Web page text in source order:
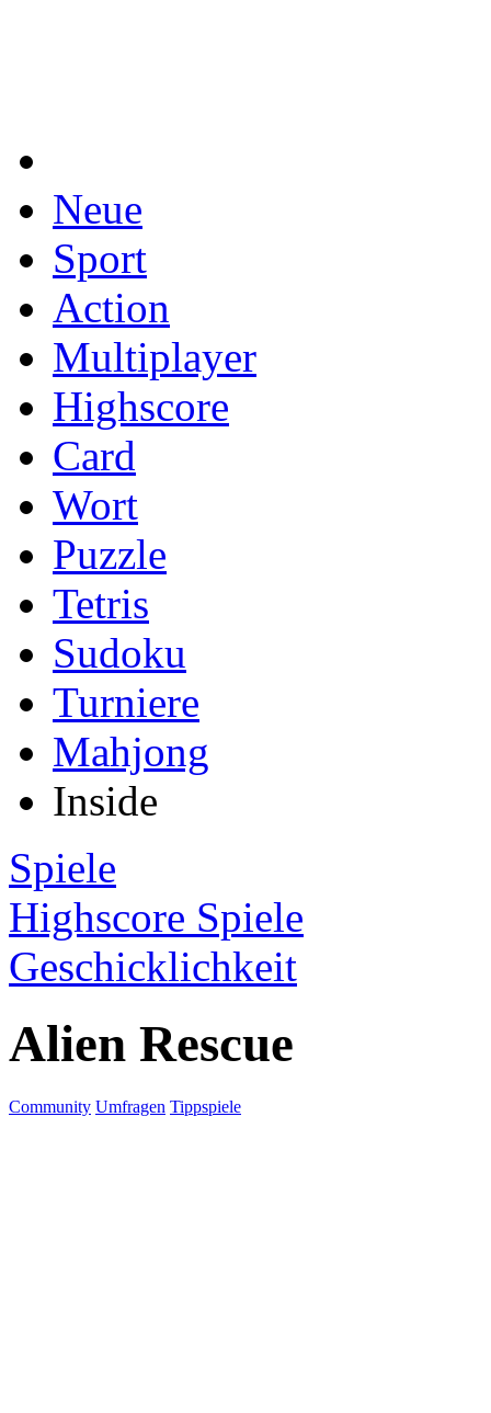
Neue
Sport
Action
Multiplayer
Highscore
Card
Wort
Puzzle
Tetris
Sudoku
Turniere
Mahjong
Inside
Spiele
Highscore Spiele
Geschicklichkeit
Alien Rescue
Community Umfragen Tippspiele